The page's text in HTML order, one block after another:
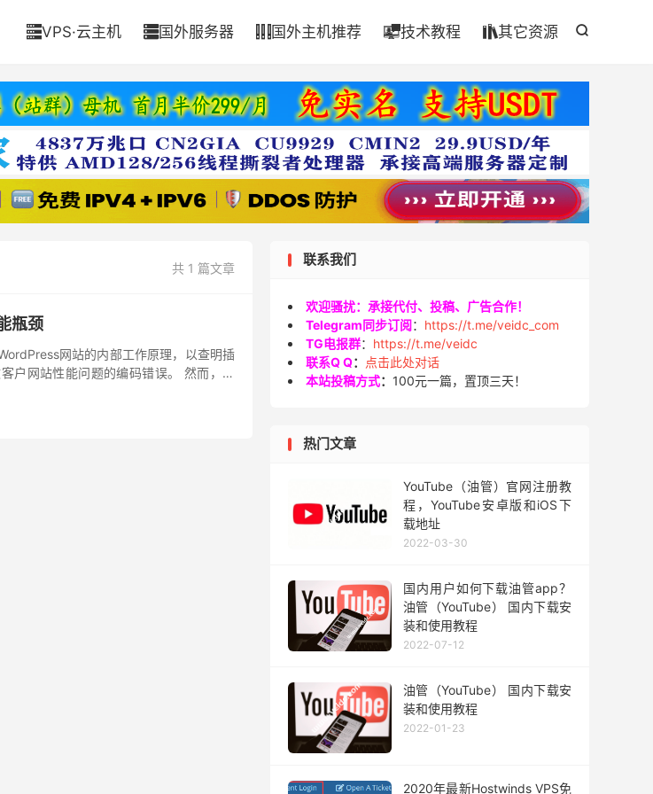

VPS·云主机 国外服务器  国外主机推荐 技术教程 其它资源
共 1 篇文章
瓶颈
网站的内部工作原理，以查明插
户网站性能问题的编码错误。 然而，让
联系我们
欢迎骚扰：承接代付、投稿、广告合作！
Telegram同步订阅： https://t.me/veidc_com
TG电报群： https://t.me/veidc
联系Q Q：
点击此处对话
本站投稿方式： 100元一篇，置顶三天！
热门文章
YouTube（油管）官网注册教
程，YouTube安卓版和iOS下
载地址
2022-03-30
国内用户如何下载油管app？
油管（YouTube） 国内下载安
装和使用教程
2022-07-12
油管（YouTube） 国内下载安
装和使用教程
2022-01-23
2020年最新Hostwinds VPS免